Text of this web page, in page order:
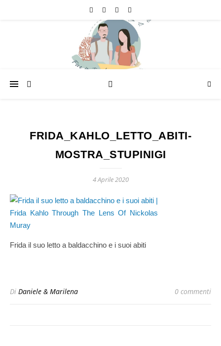
FRIDA_KAHLO_LETTO_ABITI-
MOSTRA_STUPINIGI
4 Aprile 2020
Frida il suo letto a baldacchino e i suoi abiti
Di Daniele & Marilena 0 commenti